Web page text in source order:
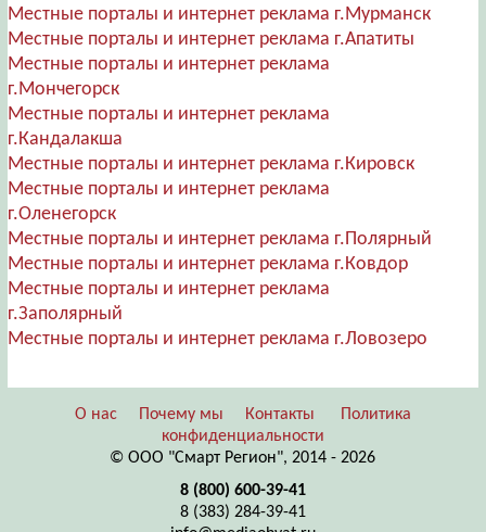
Местные порталы и интернет реклама г.Мурманск
Местные порталы и интернет реклама г.Апатиты
Местные порталы и интернет реклама
г.Мончегорск
Местные порталы и интернет реклама
г.Кандалакша
Местные порталы и интернет реклама г.Кировск
Местные порталы и интернет реклама
г.Оленегорск
Местные порталы и интернет реклама г.Полярный
Местные порталы и интернет реклама г.Ковдор
Местные порталы и интернет реклама
г.Заполярный
Местные порталы и интернет реклама г.Ловозеро
О нас Почему мы Контакты
Политика
конфиденциальности
© ООО "Смарт Регион", 2014 - 2026
8 (800) 600-39-41
8 (383) 284-39-41